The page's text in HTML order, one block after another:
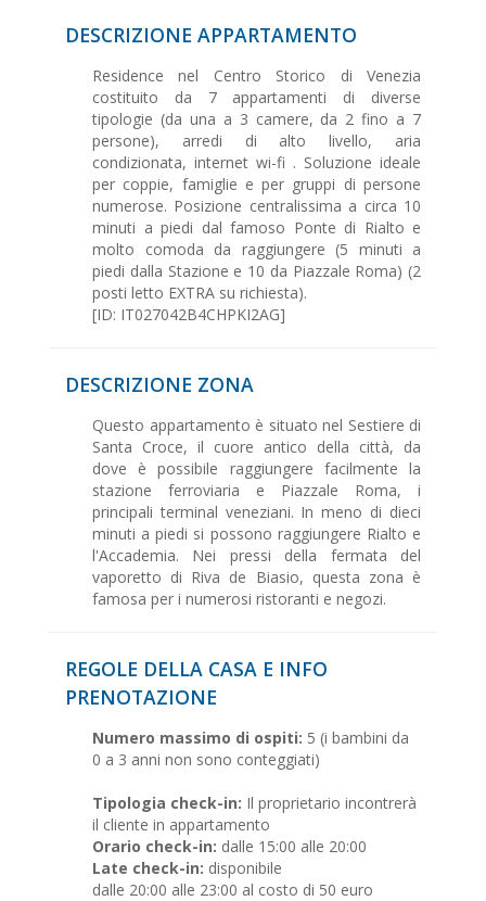
DESCRIZIONE APPARTAMENTO
Residence nel Centro Storico di Venezia
costituito da 7 appartamenti di diverse
tipologie (da una a 3 camere, da 2 fino a 7
persone), arredi di alto livello, aria
condizionata, internet wi-fi . Soluzione ideale
per coppie, famiglie e per gruppi di persone
numerose. Posizione centralissima a circa 10
minuti a piedi dal famoso Ponte di Rialto e
molto comoda da raggiungere (5 minuti a
piedi dalla Stazione e 10 da Piazzale Roma) (2
posti letto EXTRA su richiesta).
[ID: IT027042B4CHPKI2AG]
DESCRIZIONE ZONA
Questo appartamento è situato nel Sestiere di
Santa Croce, il cuore antico della città, da
dove è possibile raggiungere facilmente la
stazione ferroviaria e Piazzale Roma, i
principali terminal veneziani. In meno di dieci
minuti a piedi si possono raggiungere Rialto e
l'Accademia. Nei pressi della fermata del
vaporetto di Riva de Biasio, questa zona è
famosa per i numerosi ristoranti e negozi.
REGOLE DELLA CASA E INFO
PRENOTAZIONE
Numero massimo di ospiti: 5 (i bambini da
0 a 3 anni non sono conteggiati)
Tipologia check-in: Il proprietario incontrerà
il cliente in appartamento
Orario check-in: dalle 15:00 alle 20:00
Late check-in: disponibile
dalle 20:00 alle 23:00 al costo di 50 euro